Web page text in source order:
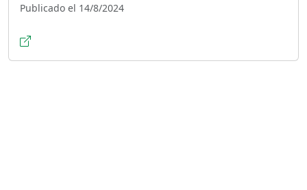
Publicado el 14/8/2024